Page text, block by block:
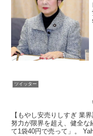
ツイッター
【もやし安売りしすぎ 業
努力が限界を超え、健全な
て1袋40円で売って」。